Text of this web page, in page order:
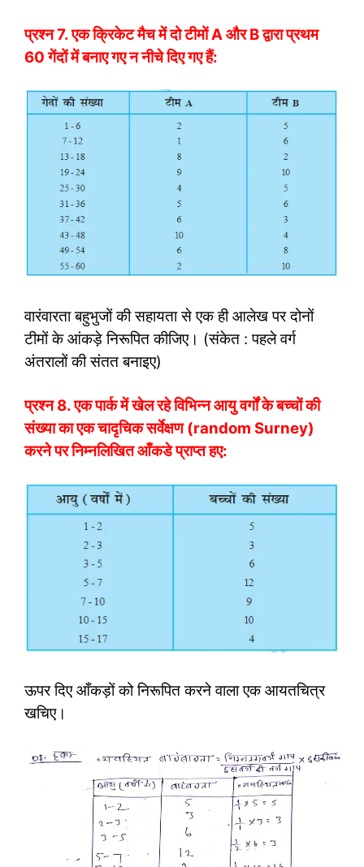
प्रश्न 7.एक क्रिकेट मैच में दो टीमों A और B द्वारा प्रथम
60 गेंदों में बनाए गए न नीचे दिए गए हैं:
वारंवारता बहुभुजों की सहायता से एक ही आलेख पर दोनों
टीमों के आंकड़े निरूपित कीजिए। (संकेत : पहले वर्ग
अंतरालों की संतत बनाइए)
प्रश्न 8.एक पार्क में खेल रहे विभिन्न आयु वर्गों के बच्चों की
संख्या का एक चादृचिक सर्वेक्षण (random Surney)
करने पर निम्नलिखित आँकडे प्राप्त हए:
ऊपर दिए आँकड़ों को निरूपित करने वाला एक आयतचित्र
खचिए।